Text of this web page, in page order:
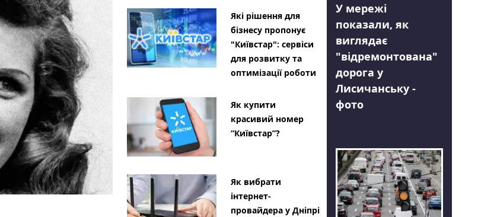
Які рішення для
бізнесу пропонує
"Київстар": сервіси
для розвитку та
оптимізації роботи
Як купити
красивий номер
“Київстар”?
Як вибрати
інтернет-
провайдера у Дніпрі
У мережі
показали, як
виглядає
"відремонтована"
дорога у
Лисичанську -
фото